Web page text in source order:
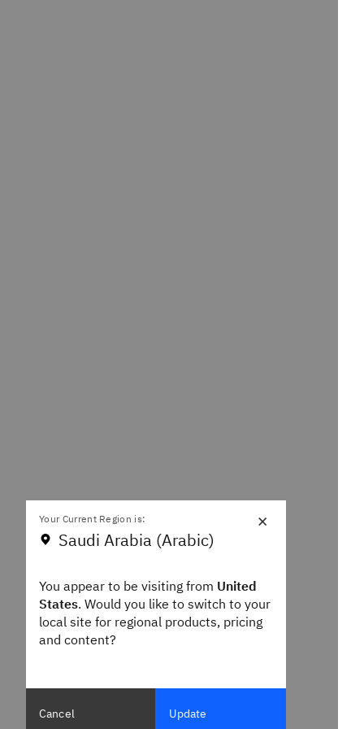
Your Current Region is:
Saudi Arabia (Arabic)
You appear to be visiting fromUnited
States. Would you like to switch to your
local site for regional products, pricing
and content?
Cancel Update